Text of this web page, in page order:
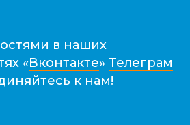
в наших
«Вконтакте» Телеграм
к нам!